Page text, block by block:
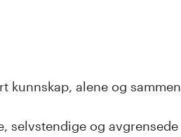
kunnskap, alene og sammen
selvstendige og avgrensede